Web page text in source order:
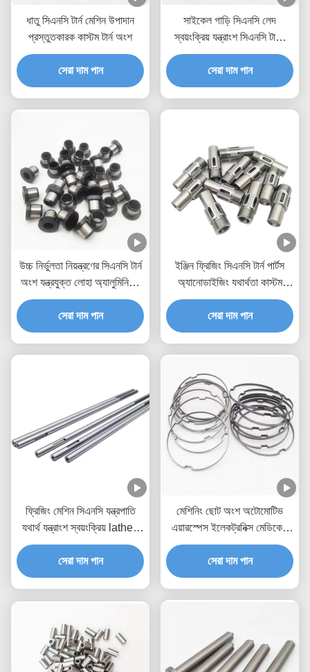
ধাতু সিএনসি টার্ন মেশিন উপাদান
প্রস্তুতকারক কাস্টম টার্ন অংশ
সেরা দাম পান
সাইকেল গাড়ি সিএনসি লেদ
স্বয়ংক্রিয় যন্ত্রাংশ সিএনসি টার্নিং
প্রকল্প
সেরা দাম পান
উচ্চ নির্ভুলতা নিয়ন্ত্রণের সিএনসি টার্ন
অংশ যন্ত্রযুক্ত লোহা অ্যালুমিনিয়াম
সিএনসি অংশ
সেরা দাম পান
ইঞ্জিন ফ্রিজিং সিএনসি টার্ন পার্টস
অ্যানোডাইজিং যথার্থতা কাস্টম
সিএনসি কাটা অংশ
সেরা দাম পান
ফ্রিজিং মেশিন সিএনসি যন্ত্রপাতি
যথার্থ যন্ত্রাংশ স্বয়ংক্রিয় lathes
জন্য
সেরা দাম পান
মেশিনিং ছোট অংশ অটোমোটিভ
এয়ারস্পেস ইলেকট্রনিক্স মেডিকেল
সিএনসি টার্ন অংশ
সেরা দাম পান